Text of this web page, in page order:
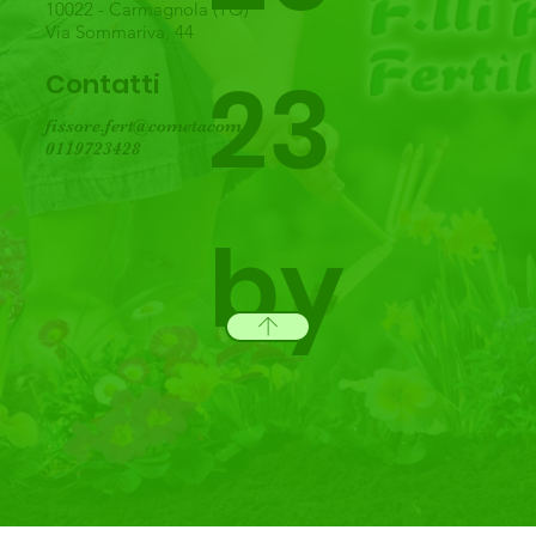
23
by
10022 - Carmagnola (TO)
Via Sommariva, 44
Contatti
fissore.fert@cometacom.it
0119723428